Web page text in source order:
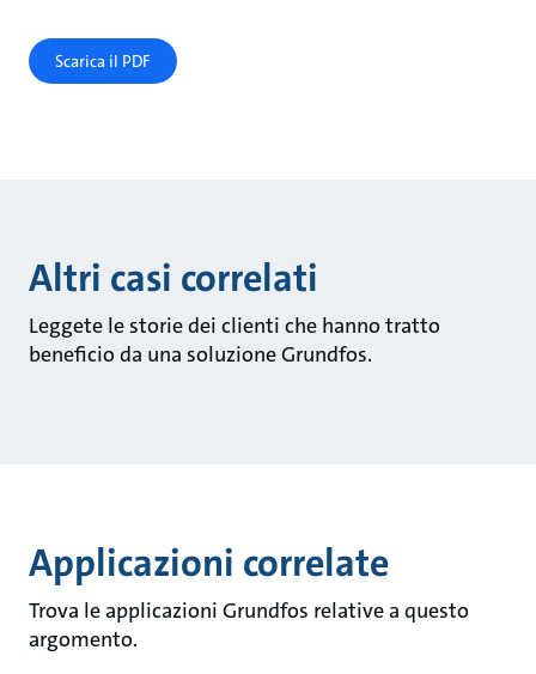
Scarica il PDF
Altri casi correlati
Leggete le storie dei clienti che hanno tratto
beneficio da una soluzione Grundfos.
Applicazioni correlate
Trova le applicazioni Grundfos relative a questo
argomento.